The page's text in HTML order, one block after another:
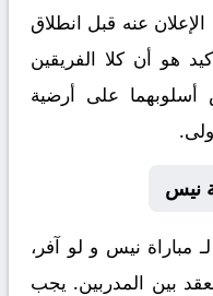
عنه قبل انطلاق
هو أن كلا الفريقين
على أرضية
نيس
مباراة نيس و لو آفر ،
بين المدربين. يجب